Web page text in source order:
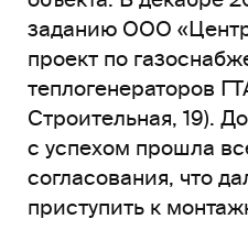
заданию ООО
проект по
теплогенераторов
Строительная, 19).
с успехом прошла
согласования, что
приступить к